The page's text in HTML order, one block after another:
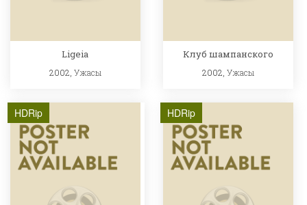
Ligeia
2002, Ужасы
Клуб шампанского
2002,Ужасы
HDRip HDRip